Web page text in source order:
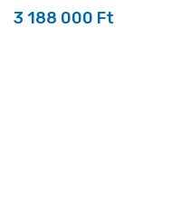
Ár
3 188 000 Ft